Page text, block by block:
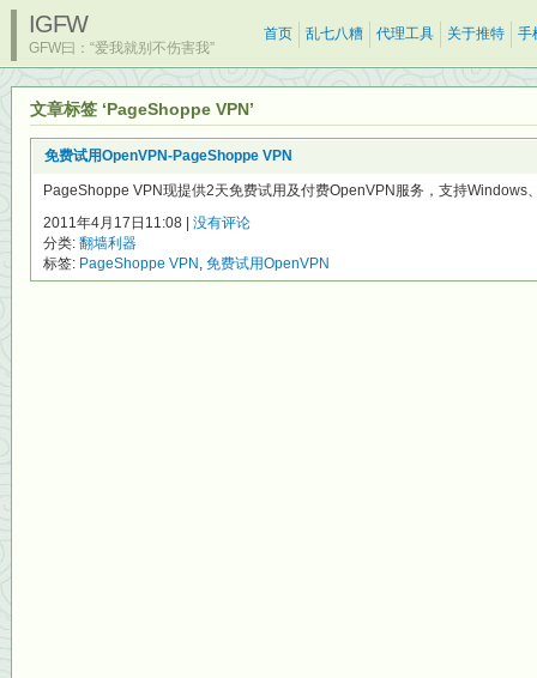
IGFW
GFW曰：“爱我就别不伤害我”
首页 乱七八糟 代理工具 关于推特 手
文章标签 ‘PageShoppe VPN’
免费试用OpenVPN-PageShoppe VPN
PageShoppe VPN现提供2天免费试用及付费OpenVPN服务，支持Windows
2011年4月17日11:08 | 没有评论
分类: 翻墙利器
标签: PageShoppe VPN , 免费试用OpenVPN